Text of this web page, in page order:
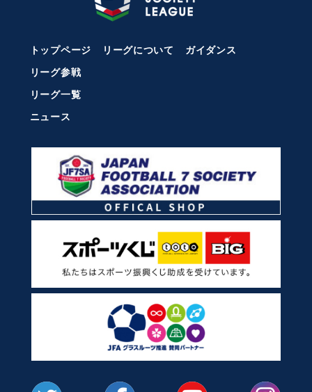
トップページ リーグについて
ガイダンス
リーグ参戦
リーグ一覧
ニュース